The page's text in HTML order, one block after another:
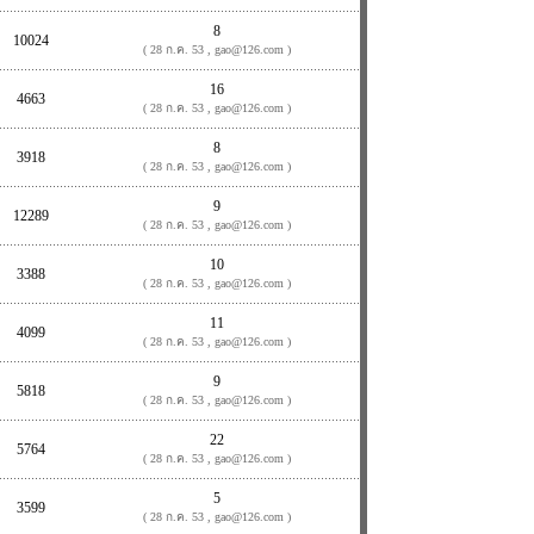
10024
8
( 28 ก.ค. 53 , gao@126.com )
4663
16
( 28 ก.ค. 53 , gao@126.com )
3918
8
( 28 ก.ค. 53 , gao@126.com )
12289
9
( 28 ก.ค. 53 , gao@126.com )
3388
10
( 28 ก.ค. 53 , gao@126.com )
4099
11
( 28 ก.ค. 53 , gao@126.com )
5818
9
( 28 ก.ค. 53 , gao@126.com )
5764
22
( 28 ก.ค. 53 , gao@126.com )
3599
5
( 28 ก.ค. 53 , gao@126.com )